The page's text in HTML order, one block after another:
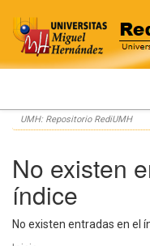
Skip
navigation
UMH: Repositorio RediUMH
No existen
índice
No existen entradas en el